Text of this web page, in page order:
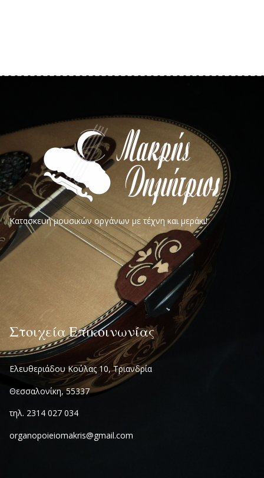
Κατασκευή μουσικών οργάνων με τέχνη και μεράκι!
Στοιχεία Επικοινωνίας
Ελευθεριάδου Κούλας 10, Τριανδρία
Θεσσαλονίκη, 55337
τηλ. 2314 027 034
organopoieiomakris@gmail.com